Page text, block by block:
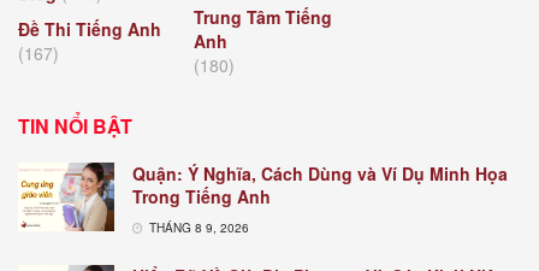
Đề Thi Tiếng Anh
(167)
Trung Tâm Tiếng
Anh
(180)
TIN NỔI BẬT
Quận: Ý Nghĩa, Cách Dùng và Ví Dụ Minh Họa
Trong Tiếng Anh
THÁNG 8 9, 2026